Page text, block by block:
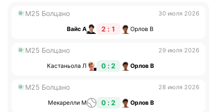
M25 Болцано 30 июля 2026
Вайс А 2 : 1 Орлов В
M25 Болцано 29 июля 2026
Кастаньола Л 0 : 2 Орлов В
M25 Болцано 28 июля 2026
Мекарелли М 0 : 2 Орлов В